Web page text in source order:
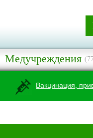
Медучреждения
Вакцинация,